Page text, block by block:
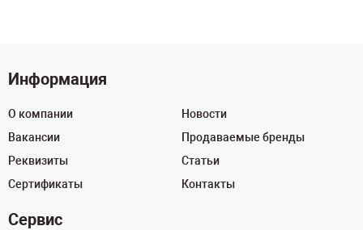
Информация
О компании
Вакансии
Реквизиты
Сертификаты
Новости
Продаваемые бренды
Статьи
Контакты
Сервис